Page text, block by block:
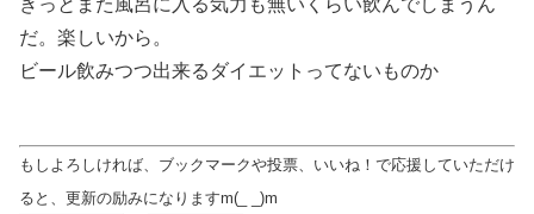
きっとまた風呂に入る気力も無いくらい飲んでしまうん
だ。楽しいから。
ビール飲みつつ出来るダイエットってないものか
もしよろしければ、ブックマークや投票、いいね！で応援していただけ
ると、更新の励みになりますm(_ _)m